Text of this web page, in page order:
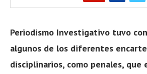
Periodismo Investigativo tuvo
algunos de los diferentes
disciplinarios, como penales, que